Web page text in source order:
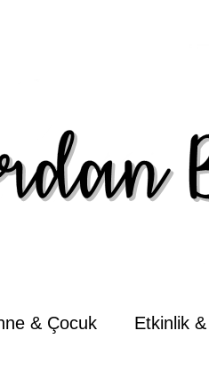
& Çocuk Etkinlik